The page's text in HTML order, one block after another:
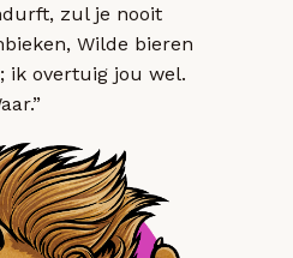
zul je nooit
Wilde bieren
ik overtuig jou wel.